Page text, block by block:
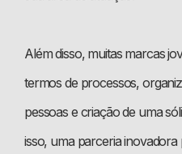
Além disso, muitas marcas
termos de processos,
pessoas e criação de uma
isso, uma parceria